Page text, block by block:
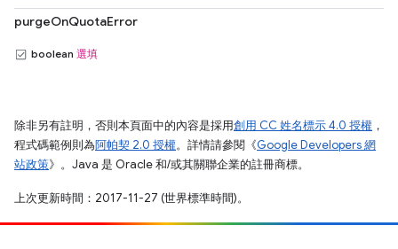
purgeOnQuotaError
boolean 選填
除非另有註明，否則本頁面中的內容是採用創用 CC 姓名標示 4.0 授權 ，
程式碼範例則為阿帕契 2.0 授權。詳情請參閱《Google Developers 網
站政策》。Java 是 Oracle 和/或其關聯企業的註冊商標。
上次更新時間：2017-11-27 (世界標準時間)。